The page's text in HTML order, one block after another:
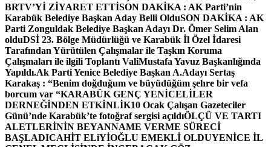
BRTV’Yİ ZİYARET ETTİSON DAKİKA : AK Parti’nin
Karabük Belediye Başkan Aday Belli OlduSON DAKİKA : AK
Parti Zonguldak Belediye Başkan Adayı Dr. Ömer Selim Alan
olduDSİ 23. Bölge Müdürlüğü ve Karabük İl Özel İdaresi
Tarafından Yürütülen Çalışmalar ile Taşkın Koruma
Çalışmaları ile ilgili Toplantı ValiMustafa Yavuz Başkanlığında
Yapıldı.Ak Parti Yenice Belediye Başkan A.Adayı Sertaş
Karakaş : “Benim doğduğum ve büyüdüğüm şehre bir vefa
borcum var “KARABÜK GENÇ YENİCELİLER
DERNEĞİNDEN ETKİNLİK10 Ocak Çalışan Gazeteciler
Günü’nde Karabük’te fotoğraf sergisi açıldıÖLÇÜ VE TARTI
ALETLERİNİN BEYANNAME VERME SÜRECİ
BAŞLADICAHİT ELiYİOĞLU EMEKLİ OLDUYENİCE İL